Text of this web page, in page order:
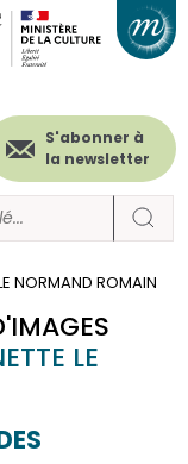
S'abonner à
la newsletter
NORMAND ROMAIN
LE